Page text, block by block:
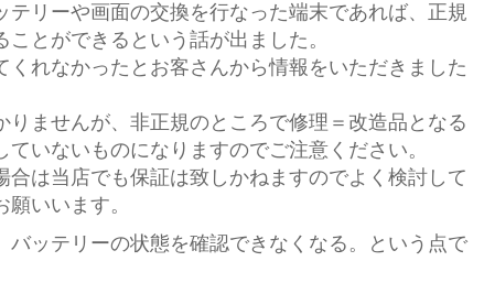
テリーや画面の交換を行なった端末であれば、正規
とができるという話が出ました。
くれなかったとお客さんから情報をいただきました
りませんが、非正規のところで修理＝改造品となる
いないものになりますのでご注意ください。
合は当店でも保証は致しかねますのでよく検討して
いいます。
バッテリーの状態を確認できなくなる。という点で